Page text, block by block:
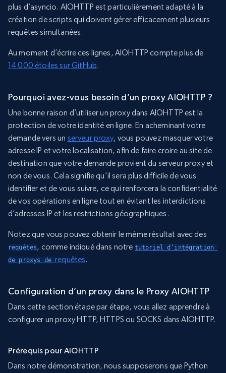
plus d’asyncio. AIOHTTP est particulièrement adapté à la
création de scripts qui doivent gérer efficacement plusieurs
requêtes simultanées.
Au moment d’écrire ces lignes, AIOHTTP compte plus de
14 000 étoiles sur GitHub.
Pourquoi avez-vous besoin d’un proxy AIOHTTP ?
Une bonne raison d’utiliser un proxy dans AIOHTTP est la
protection de votre identité en ligne. En acheminant votre
demande vers un serveur proxy, vous pouvez masquer votre
adresse IP et votre localisation, afin de faire croire au site de
destination que votre demande provient du serveur proxy et
non de vous. Cela signifie qu’il sera plus difficile de vous
identifier et de vous suivre, ce qui renforcera la confidentialité
de vos opérations en ligne tout en évitant les interdictions
d’adresses IP et les restrictions géographiques.
Notez que vous pouvez obtenir le même résultat avec des
requêtes, comme indiqué dans notre tutoriel d’intégration
de proxys de requêtes.
Configuration d’un proxy dans le Proxy AIOHTTP
Dans cette section étape par étape, vous allez apprendre à
configurer un proxy HTTP, HTTPS ou SOCKS dans AIOHTTP.
Prérequis pour AIOHTTP
Dans notre démonstration, nous supposerons que Python